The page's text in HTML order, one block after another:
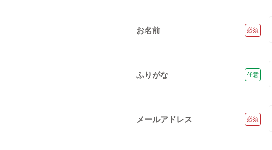
お名前 必須
ふりがな 任意
メールアドレス 必須